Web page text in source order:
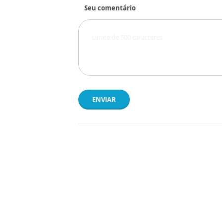
Seu comentário
ENVIAR